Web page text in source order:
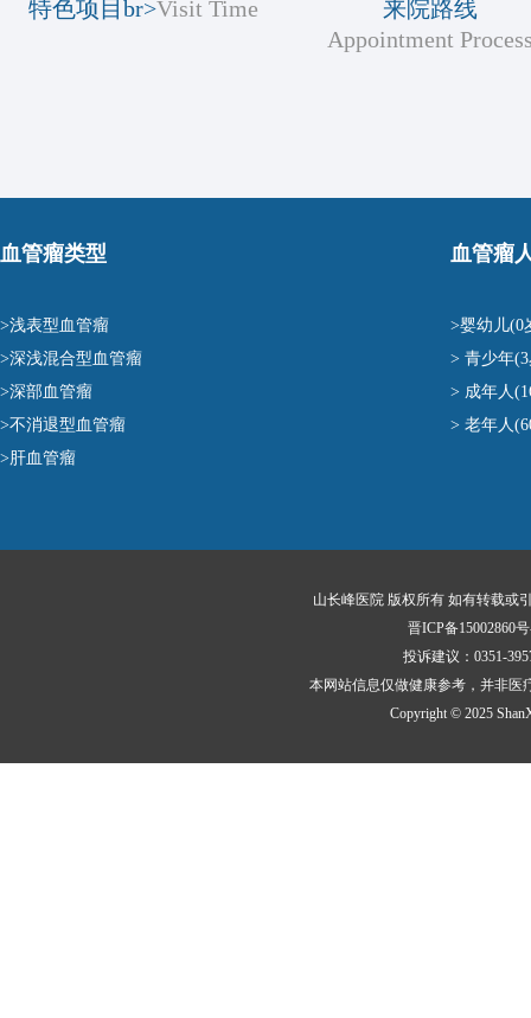
特色项目br>Visit Time
来院路线
Appointment
血管瘤类型
>浅表型血管瘤
>深浅混合型血管瘤
>深部血管瘤
>不消退型血管瘤
>肝血管瘤
血管瘤
>婴幼儿(0
> 青少年
> 成年人
> 老年人
山长峰医院 版权所有 如有转载或
晋ICP备15002860
投诉建议：0351-
本网站信息仅做健康参考，并非医
Copyright © 2025